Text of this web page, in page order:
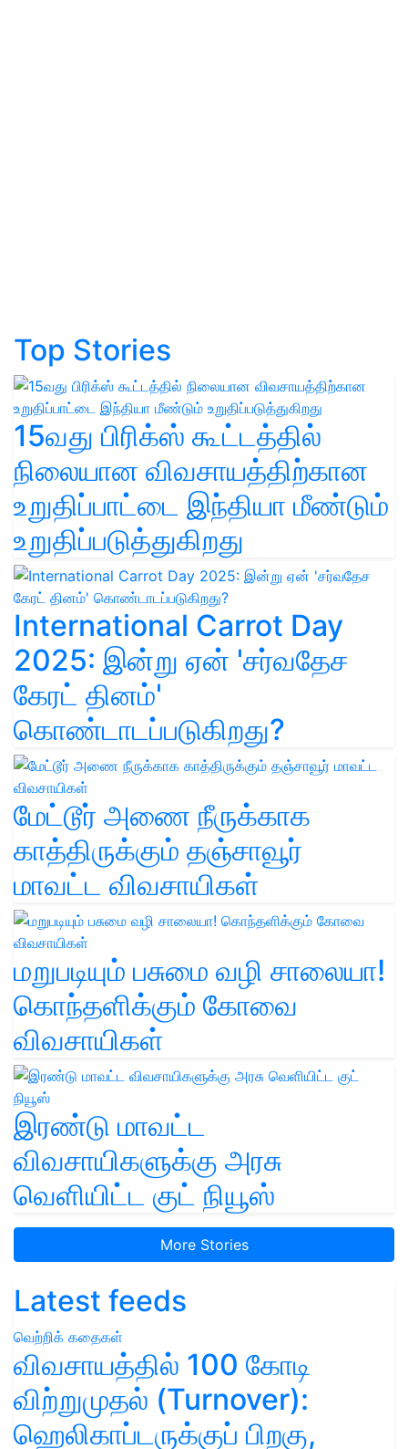
Top Stories
15வது பிரிக்ஸ் கூட்டத்தில்
நிலையான விவசாயத்திற்கான
உறுதிப்பாட்டை இந்தியா மீண்டும்
உறுதிப்படுத்துகிறது
International Carrot Day
2025: இன்று ஏன் 'சர்வதேச
கேரட் தினம்'
கொண்டாடப்படுகிறது?
மேட்டூர் அணை நீருக்காக
காத்திருக்கும் தஞ்சாவூர்
மாவட்ட விவசாயிகள்
மறுபடியும் பசுமை வழி சாலையா!
கொந்தளிக்கும் கோவை
விவசாயிகள்
இரண்டு மாவட்ட
விவசாயிகளுக்கு அரசு
வெளியிட்ட குட் நியூஸ்
More Stories
Latest feeds
வெற்றிக் கதைகள்
விவசாயத்தில் 100 கோடி
விற்றுமுதல் (Turnover):
ஹெலிகாப்டருக்குப் பிறகு,